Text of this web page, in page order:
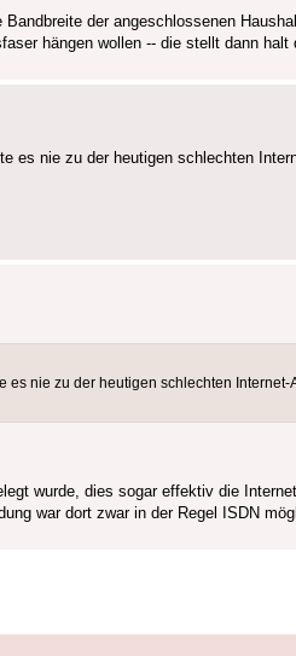
der angeschlossenen
hängen wollen -- die stellt dann halt
nie zu der heutigen schlechten
nie zu der heutigen schlechten
wurde, dies sogar effektiv die
war dort zwar in der Regel ISDN